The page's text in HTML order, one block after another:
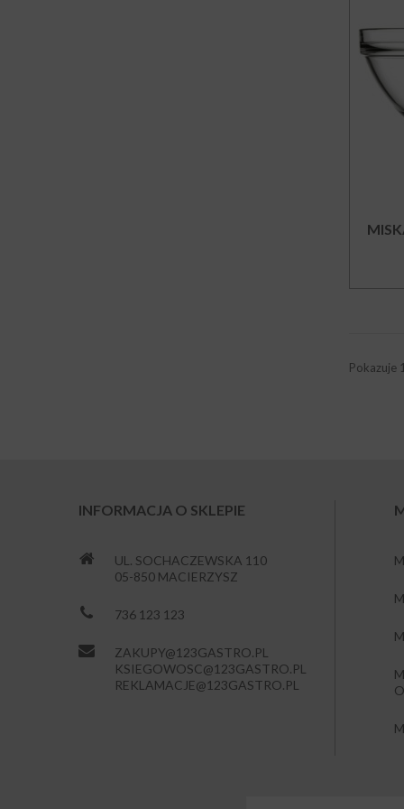
Pokazuje
INFORMACJA O SKLEPIE
UL. SOCHACZEWSKA 110
05-850 MACIERZYSZ
736 123 123
ZAKUPY@123GASTRO.PL
KSIEGOWOSC@123GASTRO.PL
REKLAMACJE@123GASTRO.PL